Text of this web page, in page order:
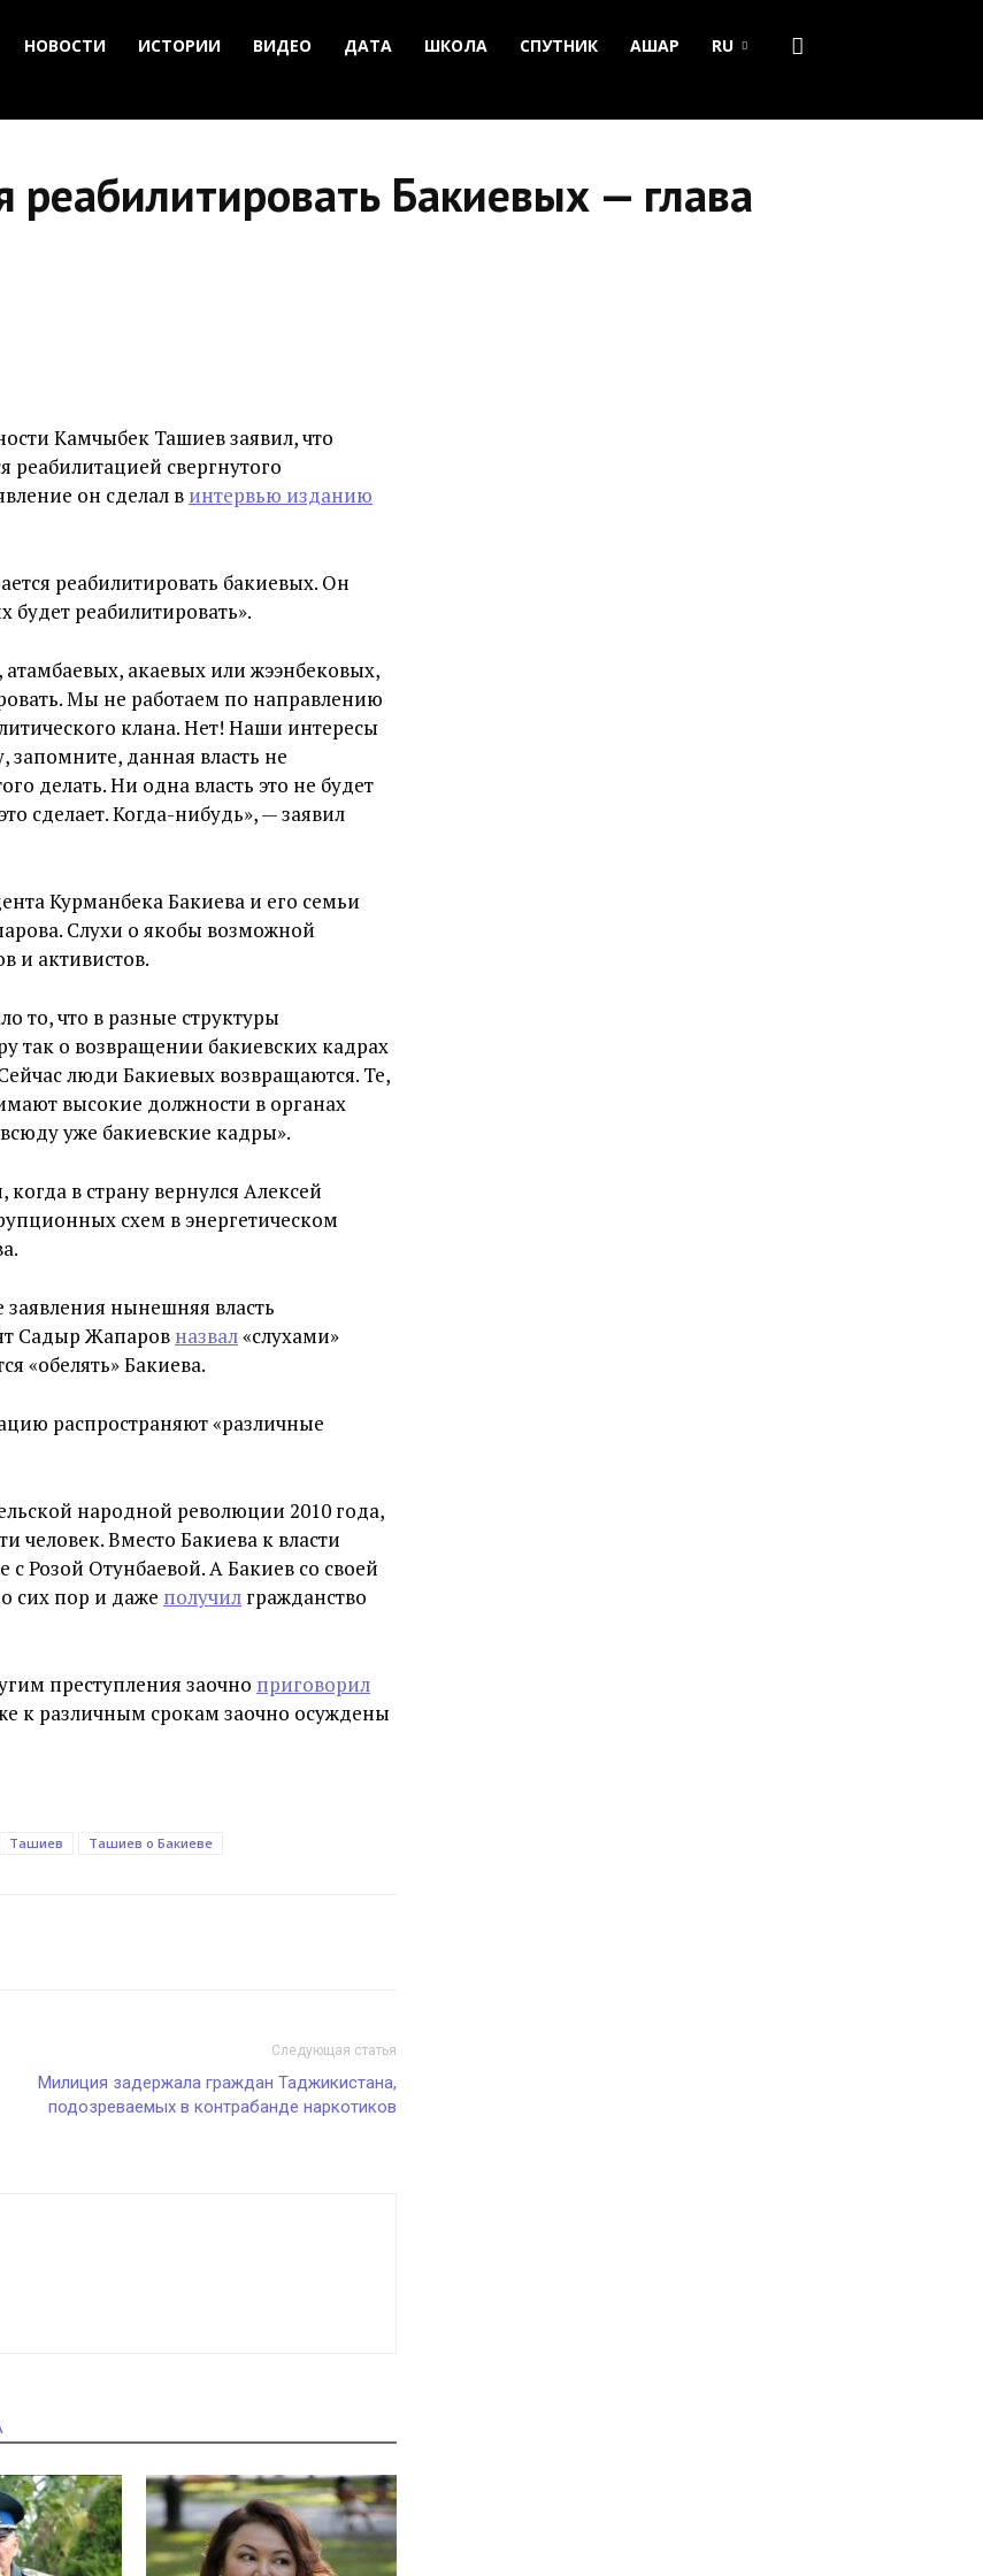
НОВОСТИ ИСТОРИИ ВИДЕО ДАТА ШКОЛА СПУТНИК АШАР RU
реабилитировать Бакиевых — глава
Камчыбек Ташиев заявил, что
реабилитацией свергнутого
он сделал в интервью изданию
реабилитировать бакиевых. Он
будет реабилитировать».
атамбаевых, акаевых или жээнбековых,
Мы не работаем по направлению
клана. Нет! Наши интересы
данная власть не
делать. Ни одна власть это не будет
сделает. Когда-нибудь», — заявил
Курманбека Бакиева и его семьи
Слухи о якобы возможной
и активистов.
то, что в разные структуры
так о возвращении бакиевских кадрах
люди Бакиевых возвращаются. Те,
высокие должности в органах
уже бакиевские кадры».
в страну вернулся Алексей
схем в энергетическом
нынешняя власть
Садыр Жапаров назвал«слухами»
«обелять» Бакиева.
распространяют «различные
народной революции 2010 года,
человек. Вместо Бакиева к власти
Розой Отунбаевой. А Бакиев со своей
сих пор и даже получил гражданство
преступления заочно приговорил
к различным срокам заочно осуждены
Ташиев Ташиев о Бакиеве
Следующая статья
Милиция задержала граждан Таджикистана,
подозреваемых в контрабанде наркотиков